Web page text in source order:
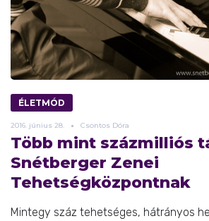
ÉLETMÓD
2016. június 28. Csontos Dóra
Több mint százmilliós
Snétberger Zenei
Tehetségközpontnak
Mintegy száz tehetséges, hátrányos